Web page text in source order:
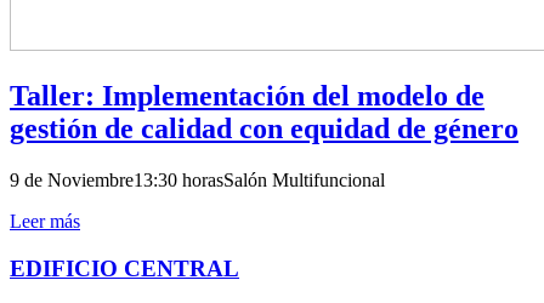
Taller: Implementación del modelo de
gestión de calidad con equidad de género
9 de Noviembre13:30 horasSalón Multifuncional
Leer más
EDIFICIO CENTRAL